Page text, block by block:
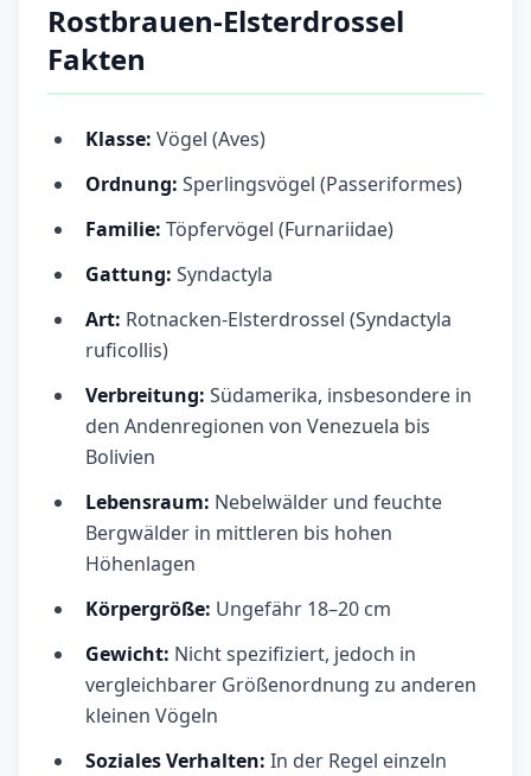
Rostbrauen-Elsterdrossel
Fakten
Klasse: Vögel (Aves)
Ordnung: Sperlingsvögel (Passeriformes)
Familie: Töpfervögel (Furnariidae)
Gattung: Syndactyla
Art: Rotnacken-Elsterdrossel (Syndactyla
ruficollis)
Verbreitung: Südamerika, insbesondere in
den Andenregionen von Venezuela bis
Bolivien
Lebensraum: Nebelwälder und feuchte
Bergwälder in mittleren bis hohen
Höhenlagen
Körpergröße: Ungefähr 18–20 cm
Gewicht: Nicht spezifiziert, jedoch in
vergleichbarer Größenordnung zu anderen
kleinen Vögeln
Soziales Verhalten: In der Regel einzeln